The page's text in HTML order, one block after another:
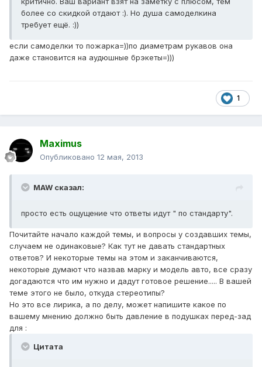
более со скидкой отдают :). Но душа самоделкина
требует ещё. :))
если самоделки то пожарка=))по диаметрам рукавов она
даже становится на аудюшные брэкеты=)))
1
Maximus
Опубликовано 12 мая, 2013
MAW сказал:
просто есть ощущение что ответы идут " по стандарту".
Почитайте начало каждой темы, и вопросы у создавших темы,
случаем не одинаковые? Как тут не давать стандартных
ответов? И некоторые темы на этом и заканчиваются,
некоторые думают что назвав марку и модель авто, все сразу
догадаются что им нужно и дадут готовое решение..... В вашей
теме этого не было, откуда стереотипы?
Но это все лирика, а по делу, может напишите какое по
вашему мнению должно быть давление в подушках перед-зад
для :
Цитата